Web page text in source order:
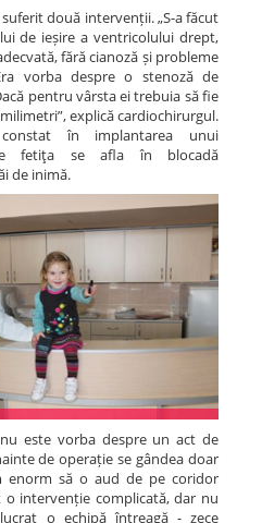
două intervenții. „S-a făcut
de ieșire a ventricolului drept,
fără cianoză și probleme
vorba despre o stenoză de
pentru vârsta ei trebuia să fie
explică cardiochirurgul.
în implantarea unui
fetiţa se afla în blocadă
de inimă.
este vorba despre un act de
de operație se gândea doar
enorm să o aud de pe coridor
intervenție complicată, dar nu
o echipă întreagă - zece